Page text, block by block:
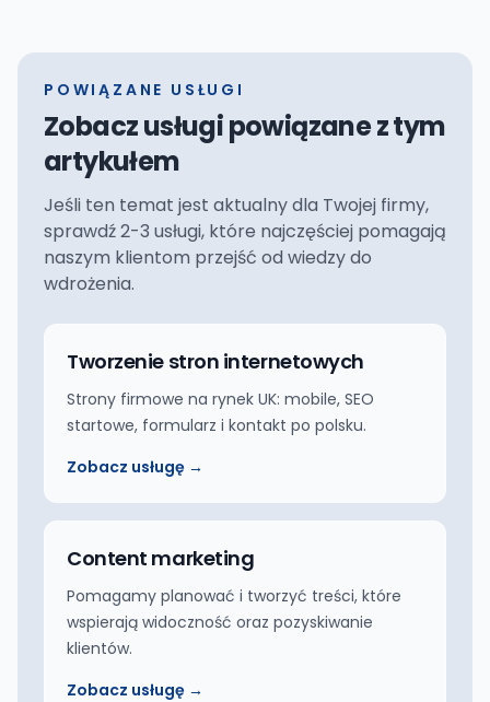
POWIĄZANE USŁUGI
Zobacz usługi powiązane z tym
artykułem
Jeśli ten temat jest aktualny dla Twojej firmy,
sprawdź 2-3 usługi, które najczęściej pomagają
naszym klientom przejść od wiedzy do
wdrożenia.
Tworzenie stron internetowych
Strony firmowe na rynek UK: mobile, SEO
startowe, formularz i kontakt po polsku.
Zobacz usługę →
Content marketing
Pomagamy planować i tworzyć treści, które
wspierają widoczność oraz pozyskiwanie
klientów.
Zobacz usługę →